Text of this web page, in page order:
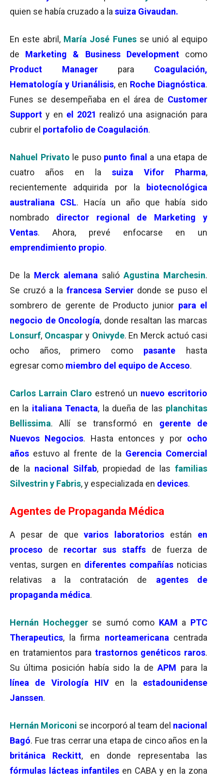
quien se había cruzado a la suiza Givaudan.
En este abril, María José Funesse unió al equipo
de Marketing & Business Developmentcomo
Product Manager
para Coagulación,
Hematología y Urianálisis, en Roche Diagnóstica.
Funes se desempeñaba en el área de Customer
Support y en el 2021 realizó una asignación para
cubrir el portafolio de Coagulación.
Nahuel Privato le pusopunto final a una etapa de
cuatro años en la suiza Vifor Pharma,
recientemente adquirida por la
biotecnológica
australiana CSL. Hacía un año que había sido
nombrado director regional de Marketing y
Ventas. Ahora, prevé enfocarse en un
emprendimiento propio.
De la Merck alemana salió Agustina Marchesin.
Se cruzó a la francesa Servier donde se puso el
sombrero de gerente de Producto junior para el
negocio de Oncología, donde resaltan las marcas
Lonsurf, Oncaspar y Onivyde. En Merck actuó casi
ocho años, primero comopasante
hasta
egresar como miembro del equipo de Acceso.
Carlos Larrain Claro estrenó un nuevo escritorio
en la italiana Tenacta, la dueña de las planchitas
Bellissima. Allí se transformó en gerente de
Nuevos Negocios. Hasta entonces y por ocho
años estuvo al frente de la Gerencia Comercial
de la nacional Silfab, propiedad de las familias
Silvestrin y Fabris, y especializada en devices.
Agentes de Propaganda Médica
A pesar de quevarios laboratorios están en
proceso de recortar sus staffsde fuerza de
ventas, surgen en diferentes compañías noticias
relativas a la contratación de agentes de
propaganda médica.
Hernán Hochegger se sumó como KAM a PTC
Therapeutics, la firma norteamericana centrada
en tratamientos para trastornos genéticos raros.
Su última posición había sido la deAPM para la
línea de Virología HIV
en la estadounidense
Janssen.
Hernán Moriconi se incorporó al team del nacional
Bagó. Fue tras cerrar una etapa de cinco años en la
británica Reckitt, en donde representaba las
fórmulas lácteas infantiles en CABA y en la zona